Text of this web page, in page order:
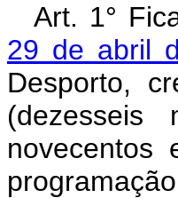
Art. 1°
29 de abril
Desporto,